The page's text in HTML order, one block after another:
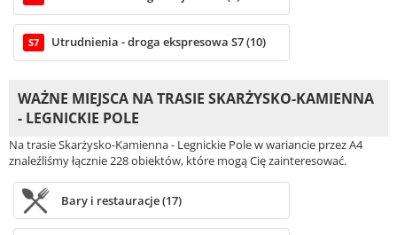
S7 Utrudnienia - droga ekspresowa S7 (10)
WAŻNE MIEJSCA NA TRASIE SKARŻYSKO-KAMIENNA
- LEGNICKIE POLE
Na trasie Skarżysko-Kamienna - Legnickie Pole w wariancie przez A4
znaleźliśmy łącznie 228 obiektów, które mogą Cię zainteresować.
Bary i restauracje (17)